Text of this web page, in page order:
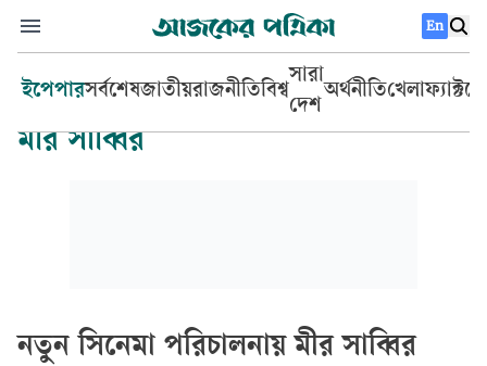
En
ইপেপারসর্বশেষজাতীয়রাজনীতিবিশ্ব
সারা
দেশ
অর্থনীতিখেলা
মীর সাব্বির
নতুন সিনেমা পরিচালনায় মীর সাব্বির